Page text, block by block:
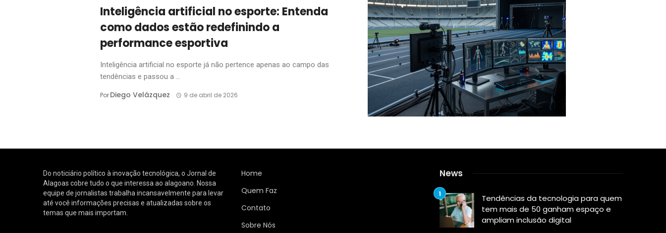
Inteligência artificial no esporte: Entenda
como dados estão redefinindo a
performance esportiva
Inteligência artificial no esporte já não pertence apenas ao campo das
tendências e passou a ...
PorDiego Velázquez 9 de abril de 2026
Do noticiário político à inovação tecnológica, o Jornal de
Alagoas cobre tudo o que interessa ao alagoano. Nossa
equipe de jornalistas trabalha incansavelmente para levar
até você informações precisas e atualizadas sobre os
temas que mais importam.
Home
Quem Faz
Contato
Sobre Nós
News
Tendências da tecnologia para quem
tem mais de 50 ganham espaço e
ampliam inclusão digital